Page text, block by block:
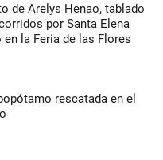
de Arelys Henao, tablado
por Santa Elena
la Feria de las Flores
rescatada en el